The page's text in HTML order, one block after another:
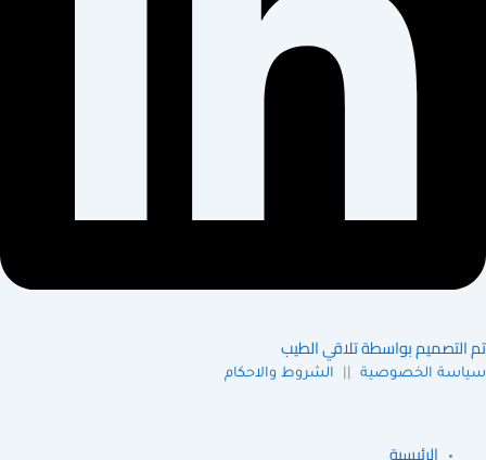
بواسطة تلاقي الطيب
الخصوصية|| الشروط والاحكام
الرئيسية